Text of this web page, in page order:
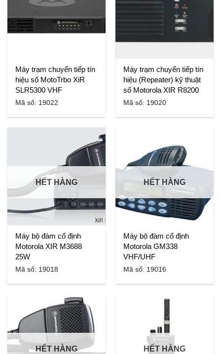
Máy trạm chuyển tiếp tín
hiệu số MotoTrbo XiR
SLR5300 VHF
Mã số: 19022
Máy trạm chuyển tiếp tín
hiệu (Repeater) kỹ thuật
số Motorola XIR R8200
Mã số: 19020
HẾT HÀNG
Máy bộ đàm cố định
Motorola XIR M3688
25W
Mã số: 19018
HẾT HÀNG
Máy bộ đàm cố định
Motorola GM338
VHF/UHF
Mã số: 19016
HẾT HÀNG HẾT HÀNG